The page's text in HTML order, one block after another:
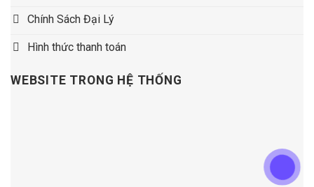
Chính Sách Đại Lý
Hình thức thanh toán
WEBSITE TRONG HỆ THỐNG